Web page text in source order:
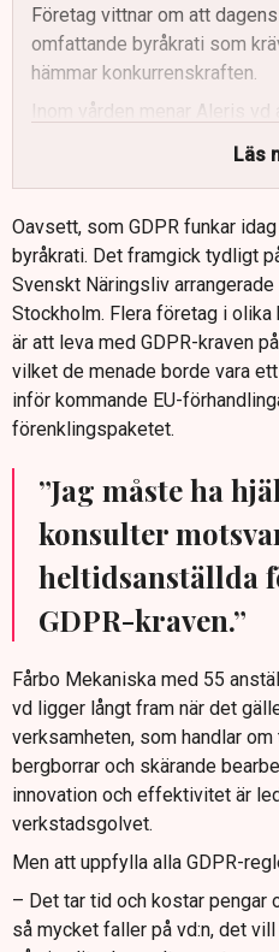
Företag vittnar om att
omfattande byråkrati som
hämmar konkurrenskraften.
Inom vården menar Aleris vd
datadriven utveckling och
dokumentationskrav och
leverantörer tar mer tid än
Företagen efterlyser
och certifieringslösningar
tunga dokumentationen.
Regeringen säger sig vilja
digitala regelverk, men
Läs
Oavsett, som GDPR funkar
byråkrati. Det framgick tydligt
Svenskt Näringsliv
Stockholm. Flera företag i
är att leva med GDPR-kraven
vilket de menade borde vara
inför kommande EU-
förenklingspaketet.
”Jag måste ha
konsulter
heltidsanställda
GDPR-kraven.”
Fårbo Mekaniska med 55
vd ligger långt fram när det
verksamheten, som handlar
bergborrar och skärande
innovation och effektivitet är
verkstadsgolvet.
Men att uppfylla alla GDPR-
– Det tar tid och kostar pengar
så mycket faller på vd:n, det